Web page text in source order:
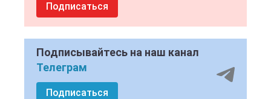
Подписаться
Подписывайтесь на наш канал
Телеграм
Подписаться